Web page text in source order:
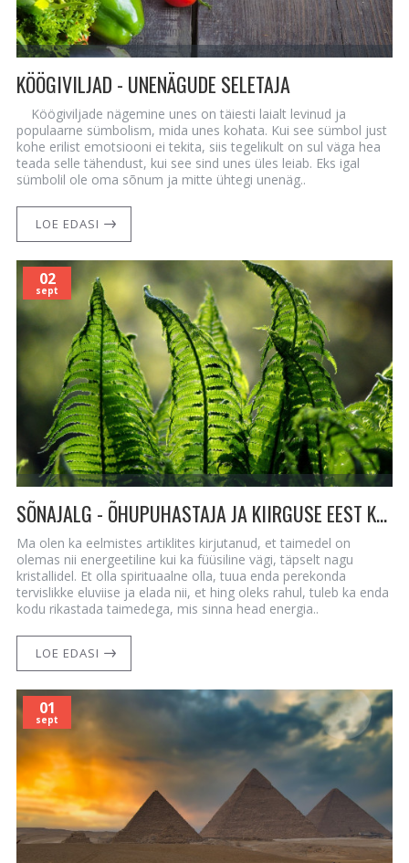
KÖÖGIVILJAD - UNENÄGUDE SELETAJA
Köögiviljade nägemine unes on täiesti laialt levinud ja
populaarne sümbolism, mida unes kohata. Kui see sümbol just
kohe erilist emotsiooni ei tekita, siis tegelikult on sul väga hea
teada selle tähendust, kui see sind unes üles leiab. Eks igal
sümbolil ole oma sõnum ja mitte ühtegi unenäg..
LOE EDASI
02
sept
SÕNAJALG - ÕHUPUHASTAJA JA KIIRGUSE EEST KAITSJA
Ma olen ka eelmistes artiklites kirjutanud, et taimedel on
olemas nii energeetiline kui ka füüsiline vägi, täpselt nagu
kristallidel. Et olla spirituaalne olla, tuua enda perekonda
tervislikke eluviise ja elada nii, et hing oleks rahul, tuleb ka enda
kodu rikastada taimedega, mis sinna head energia..
LOE EDASI
01
sept